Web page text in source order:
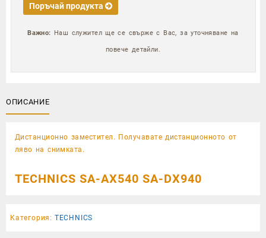
Поръчай продукта
Важно: Наш служител ще се свърже с Вас, за уточняване на
повече детайли.
ОПИСАНИЕ
Дистанционно заместител. Получавате дистанционното от
ляво на снимката.
TECHNICS SA-AX540 SA-DX940
Категория: TECHNICS